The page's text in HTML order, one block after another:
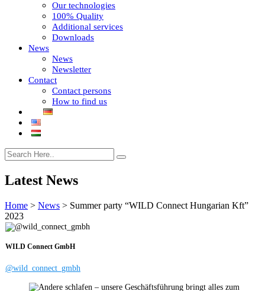
Our technologies
100% Quality
Additional services
Downloads
News
News
Newsletter
Contact
Contact persons
How to find us
Latest News
Home > News > Summer party “WILD Connect Hungarian Kft”
2023
WILD Connect GmbH
@wild_connect_gmbh